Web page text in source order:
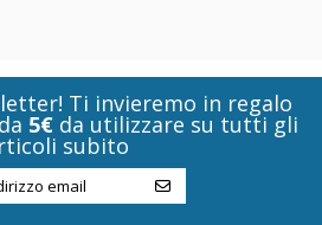
Ti invieremo in regalo
5€ da utilizzare su tutti gli
subito